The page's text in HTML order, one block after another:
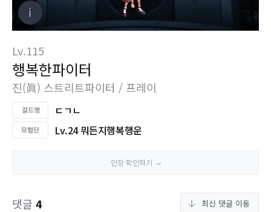
Lv.115
행복한파이터
진(眞) 스트리트파이터 / 프레이
ㄷㄱㄴ
Lv.24 뭐든지행복행운
인장 확인하기
댓글 4 최신 댓글 이동